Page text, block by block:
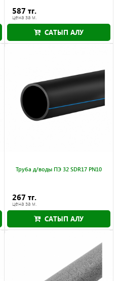
587 тг.
цена за м.
САТЫП АЛУ
Труба д/воды ПЭ 32 SDR17 PN10
267 тг.
цена за м.
САТЫП АЛУ